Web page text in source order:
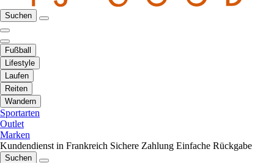
Suchen
Fußball
Lifestyle
Laufen
Reiten
Wandern
Sportarten
Outlet
Marken
Kundendienst in Frankreich Sichere Zahlung Einfache Rückgabe
Suchen